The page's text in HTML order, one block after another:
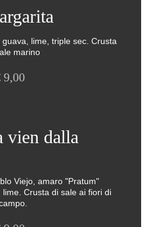
lime, triple sec. Crusta
marino
9,00
vien dalla
Viejo, amaro "Pratum"
Crusta di sale ai fiori di